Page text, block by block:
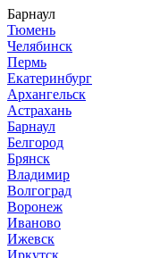
Барнаул
Тюмень
Челябинск
Пермь
Екатеринбург
Архангельск
Астрахань
Барнаул
Белгород
Брянск
Владимир
Волгоград
Воронеж
Иваново
Ижевск
Иркутск